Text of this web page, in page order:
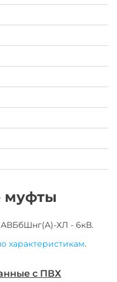
муфты
АВБбШнг(A)-ХЛ - 6кВ.
характеристикам.
с ПВХ